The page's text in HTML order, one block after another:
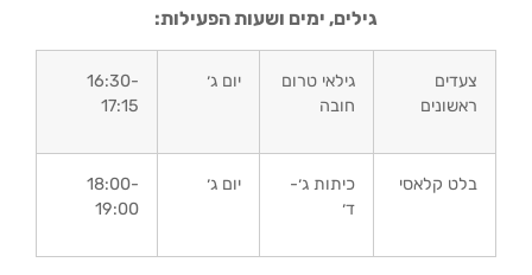
גילים, ימים ושעות הפעילות:
צעדים
ראשונים
גילאי טרום
חובה
יום ג׳
16:30-
17:15
בלט קלאסי
כיתות ג׳-
ד׳
יום ג׳
18:00-
19:00